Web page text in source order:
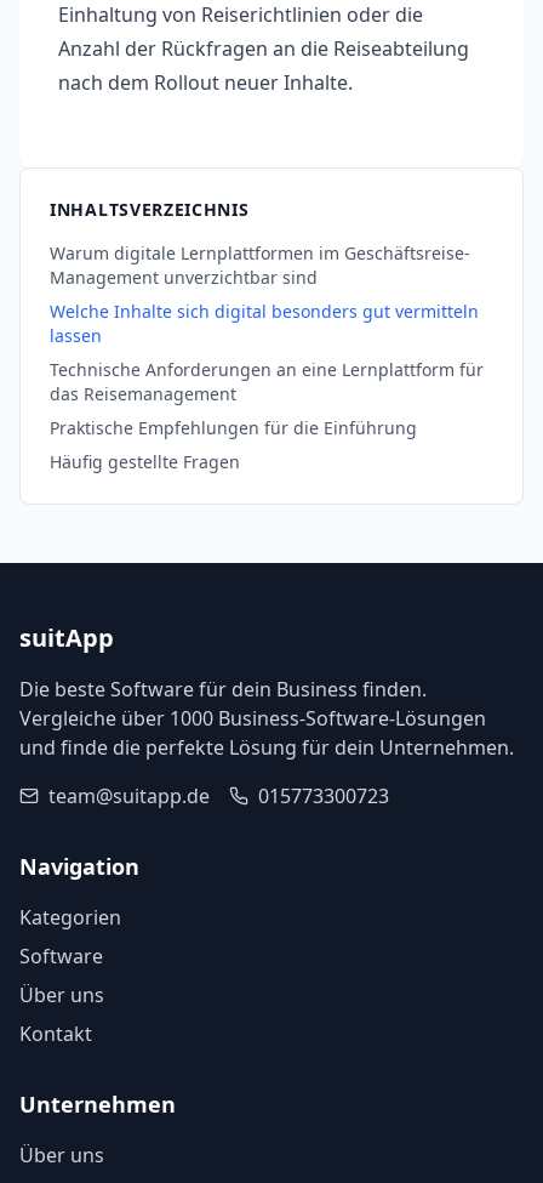
INHALTSVERZEICHNIS
Warum digitale Lernplattformen im Geschäftsreise-
Management unverzichtbar sind
Welche Inhalte sich digital besonders gut vermitteln
lassen
Technische Anforderungen an eine Lernplattform für
das Reisemanagement
Praktische Empfehlungen für die Einführung
Häufig gestellte Fragen
Einhaltung von Reiserichtlinien oder die
Anzahl der Rückfragen an die Reiseabteilung
nach dem Rollout neuer Inhalte.
suitApp
Die beste Software für dein Business finden.
Vergleiche über 1000 Business-Software-Lösungen
und finde die perfekte Lösung für dein Unternehmen.
team@suitapp.de
015773300723
Navigation
Kategorien
Software
Über uns
Kontakt
Unternehmen
Über uns